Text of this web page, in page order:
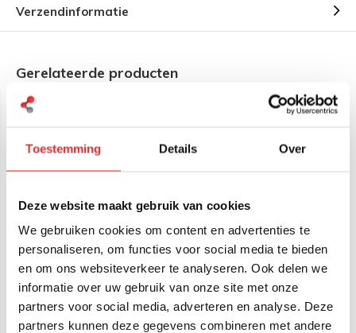
Toestemming Details Over
Deze website maakt gebruik van cookies
We gebruiken cookies om content en advertenties te
personaliseren, om functies voor social media te bieden
en om ons websiteverkeer te analyseren. Ook delen we
informatie over uw gebruik van onze site met onze
partners voor social media, adverteren en analyse. Deze
partners kunnen deze gegevens combineren met andere
Verzendinformatie
Gerelateerde producten
RAM Mount Grote Marine
Elektronica Mount - E
Maat RAM-E-111U
€ 539,-Incl. btw
€ 445,45 Excl. btw
RAM Mount Korte
klemarm RAM-E-201U-D
€ 209,- Incl. btw
€ 172,73 Excl. btw